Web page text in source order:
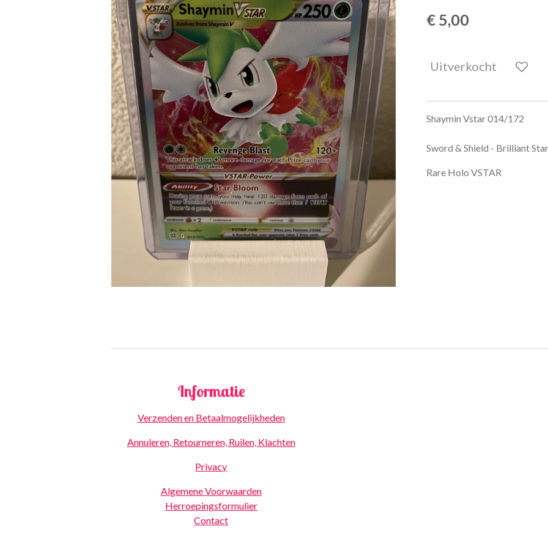
€ 5,00
Uitverkocht
Shaymin Vstar 014/172
Sword & Shield - Brilliant
Rare Holo VSTAR
Informatie
Verzenden en Betaalmogelijkheden
Annuleren, Retourneren, Ruilen, Klachten
Privacy
Algemene Voorwaarden
Herroepingsformulier
Contact